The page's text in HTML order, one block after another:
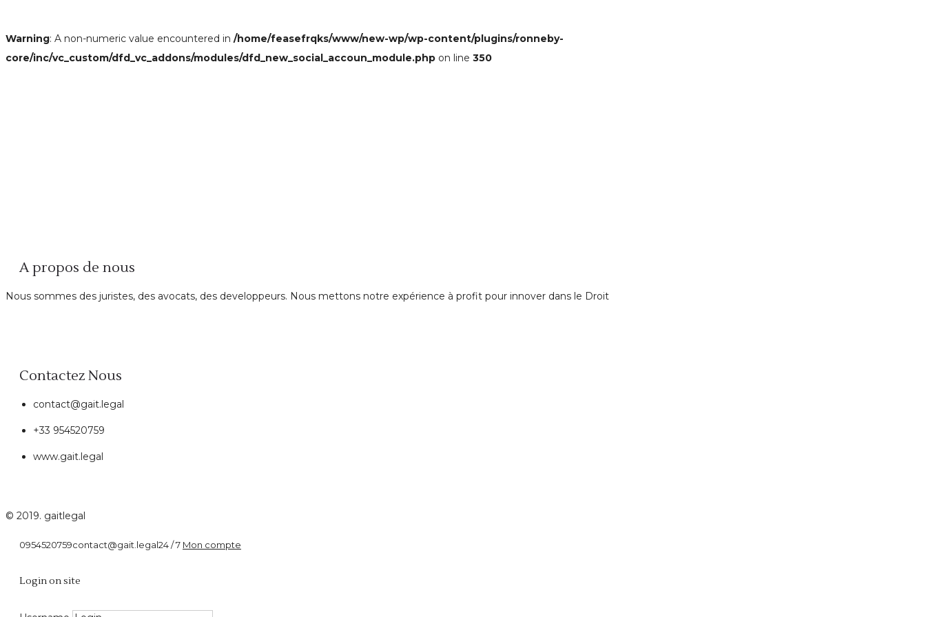
Warning: A non-numeric value encountered in /home/feasefrqks/www/new-wp/wp-content/plugins/ronneby-
core/inc/vc_custom/dfd_vc_addons/modules/dfd_new_social_accoun_module.php on line 350
A propos de nous
Nous sommes des juristes, des avocats, des developpeurs. Nous mettons notre expérience à profit pour innover dans le Droit
Contactez Nous
contact@gait.legal
+33 954520759
www.gait.legal
© 2019. gaitlegal
0954520759contact@gait.legal24 / 7 Mon compte
Login on site
Problème juridique